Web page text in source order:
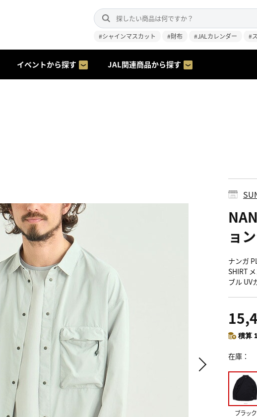
#シャインマスカット #財布 #JALカレンダー #
イベントから探す JAL関連商品から探す
ョ
ナンガ
SHIRT
ブル UV
積算
在庫
ブラック